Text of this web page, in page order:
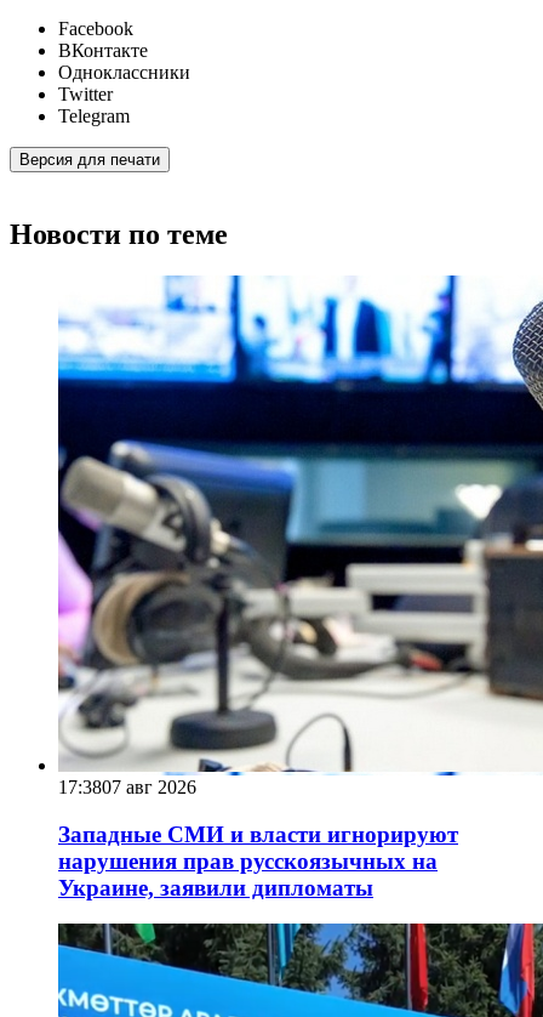
Facebook
ВКонтакте
Одноклассники
Twitter
Telegram
Версия для печати
Новости по теме
17:3807 авг 2026
Западные СМИ и власти игнорируют
нарушения прав русскоязычных на
Украине, заявили дипломаты